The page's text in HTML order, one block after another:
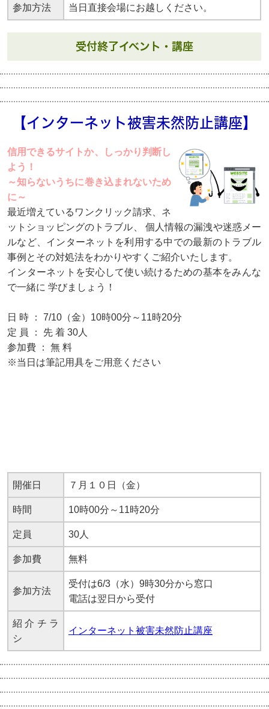
参加方法 当日直接会場にお越しください。
受付終了イベント・講座
【インターネット被害未然防止講座】
信用できるサイトか、しっかり判断し
よう！
～知らないうちに巻き込まれないため
に～
最近増えているワンクリック請求、ネ
ットショッピングのトラブル、 個人情報の漏洩や迷惑メー
ルなど、インターネットを利用する中での最新のトラブル
事例とその対処法をわかりやすくご紹介いたします。
インターネットを安心して使い続けるための基本をみんな
で一緒に 学びましょう！
日 時 ： 7/10（金）10時00分～11時20分
定 員 ： 先 着 30人
参加費 ： 無 料
※当日は筆記用具をご用意ください
開催日 ７月１０日（金）
時間 10時00分～11時20分
定員 30人
参加費 無料
参加方法
受付は6/3（水）9時30分から窓口
電話は翌日から受付
紹介チラ
シ
インターネット被害未然防止講座